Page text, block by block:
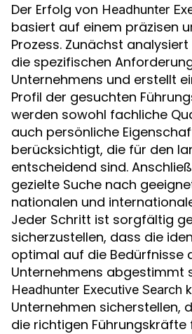
Der Erfolg von Headhunter
basiert auf einem präzisen
Prozess. Zunächst
die spezifischen
Unternehmens und erstellt
Profil der gesuchten
werden sowohl fachliche
auch persönliche
berücksichtigt, die für den
entscheidend sind.
gezielte Suche nach
nationalen und
Jeder Schritt ist sorgfältig
sicherzustellen, dass die
optimal auf die Bedürfnisse
Unternehmens abgestimmt
Headhunter Executive Search
Unternehmen sicherstellen,
die richtigen Führungskräfte